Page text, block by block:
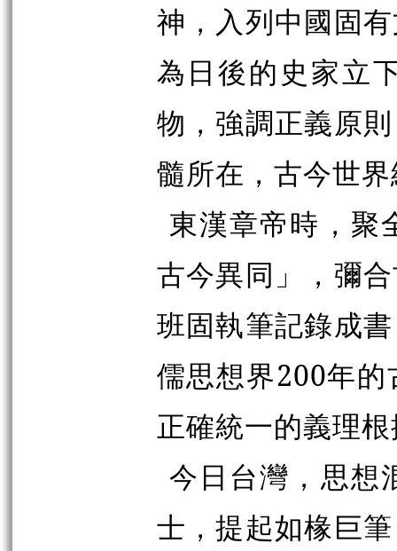
神，入列中國固
為日後的史家立
物，強調正義原
髓所在，古今世
東漢章帝時，聚
古今異同」，彌
班固執筆記錄成
儒思想界200年
正確統一的義理
今日台灣，思想
士，提起如椽巨